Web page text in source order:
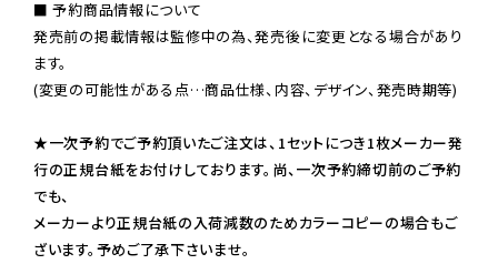
■ 予約商品情報について
発売前の掲載情報は監修中の為、発売後に変更となる場合があり
ます。
(変更の可能性がある点…商品仕様、内容、デザイン、発売時期等)
★一次予約でご予約頂いたご注文は、1セットにつき1枚メーカー発
行の正規台紙をお付けしております。尚、一次予約締切前のご予約
でも、
メーカーより正規台紙の入荷減数のためカラーコピーの場合もご
ざいます。予めご了承下さいませ。